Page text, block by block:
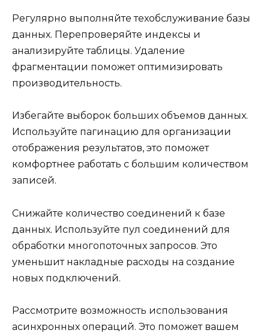
Регулярно выполняйте техобслуживание базы
данных. Перепроверяйте индексы и
анализируйте таблицы. Удаление
фрагментации поможет оптимизировать
производительность.
Избегайте выборок больших объемов данных.
Используйте пагинацию для организации
отображения результатов, это поможет
комфортнее работать с большим количеством
записей.
Снижайте количество соединений к базе
данных. Используйте пул соединений для
обработки многопоточных запросов. Это
уменьшит накладные расходы на создание
новых подключений.
Рассмотрите возможность использования
асинхронных операций. Это поможет вашем